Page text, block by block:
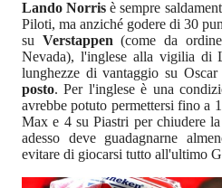
Lando Norris è sempre
Piloti, ma anziché godere di 30
su Verstappen(come da
Nevada), l'inglese alla vigilia di
lunghezze di vantaggio su
posto. Per l'inglese è una
avrebbe potuto permettersi fino a
Max e 4 su Piastri per chiudere
adesso deve guadagnarne
evitare di giocarsi tutto all'ultimo